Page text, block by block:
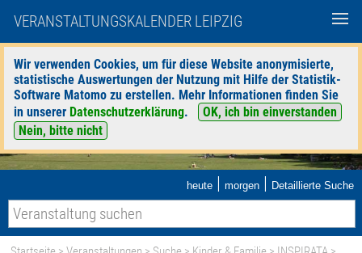
VERANSTALTUNGSKALENDER LEIPZIG
Wir verwenden Cookies, um für diese Website anonymisierte,
statistische Auswertungen der Nutzung mit Hilfe der Statistik-
Software Matomo zu erstellen. Mehr Informationen finden Sie
in unserer Datenschutzerklärung.
OK, ich bin einverstanden
Nein, bitte nicht
heute | morgen | Detaillierte Suche